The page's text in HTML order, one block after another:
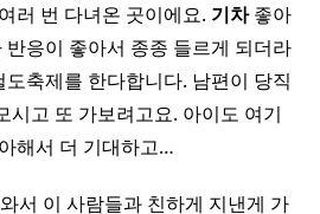
러 번 다녀온 곳이에요. 기차좋아
응이 좋아서 종종 들르게 되더라
축제를 한다합니다. 남편이 당직
시고 또 가보려고요. 아이도 여기
해서 더 기대하고…
서 이 사람들과 친하게 지낸게 가